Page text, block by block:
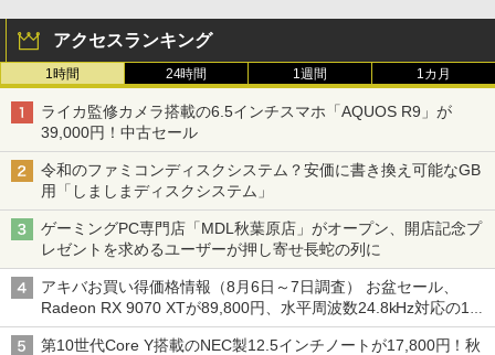
アクセスランキング
1時間 24時間 1週間 1カ月
ライカ監修カメラ搭載の6.5インチスマホ「AQUOS R9」が
39,000円！中古セール
令和のファミコンディスクシステム？安価に書き換え可能なGB
用「しましまディスクシステム」
ゲーミングPC専門店「MDL秋葉原店」がオープン、開店記念プ
レゼントを求めるユーザーが押し寄せ長蛇の列に
アキバお買い得価格情報（8月6日～7日調査） お盆セール、
Radeon RX 9070 XTが89,800円、水平周波数24.8kHz対応の17
型モニターが9,801円、暑さ指数連動セール ほか
第10世代Core Y搭載のNEC製12.5インチノートが17,800円！秋